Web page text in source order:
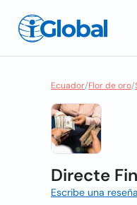
Ecuador/Flor de oro/
Directe
Escribe una reseña